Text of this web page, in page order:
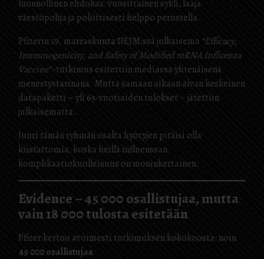
luonnollinen ehdokas: vuosittainen sykli, laaja
väestöpohja ja poliittisesti helppo perustella.
Pfizerin 19. marraskuuta NEJM:ssä julkaisema “Efficacy,
Immunogenicity, and Safety of Modified mRNA Influenza
Vaccine”-tutkimus esitettiin mediassa yhtenäisenä
menestystarinana. Mutta samaan aikaan aivan keskeinen
datapaketti – yli 65-vuotiaiden tulokset – jätettiin
julkaisematta.
Juuri tämän ryhmän osalta hyötyjen pitäisi olla
kiistattomia, koska heillä influenssan
komplikaatiokuolleisuus on moninkertainen.
Evidence – 45 000 osallistujaa, mutta
vain 18 000 tulosta esitetään
Pfizer kertoo avoimesti tutkimuksen kokokoosta: noin
45 000 osallistujaa.